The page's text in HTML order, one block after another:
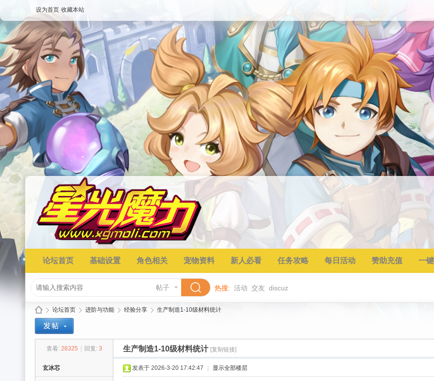
设为首页 收藏本站
论坛首页 基础设置 角色相关 宠物资料 新人必看 任务攻略 每日活动 赞助充值 一
帖子 热搜: 活动 交友 discuz
论坛首页
›
进阶与功能 经验分享
›
生产制造1-10级材料统计
查看: 26325 回复: 3 生产制造1-10级材料统计 [复制链接]
玄冰芯 发表于 2026-3-20 17:42:47 显示全部楼层